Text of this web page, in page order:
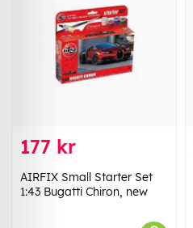
177 kr
AIRFIX Small Starter Set
1:43 Bugatti Chiron, new